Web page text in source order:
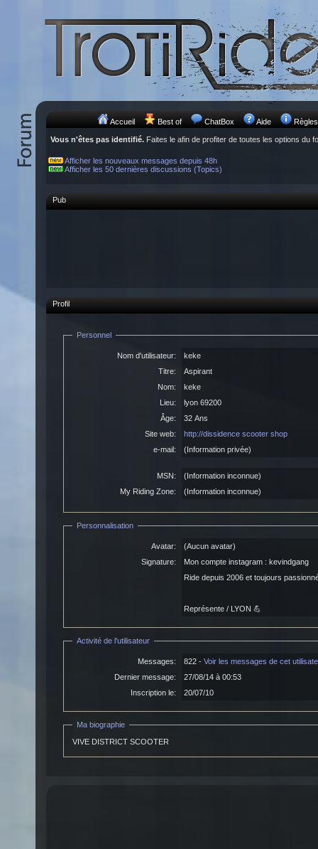
Accueil Best of ChatBox Aide Règles
Vous n'êtes pas identifié. Faites le afin de profiter de toutes les options du
Afficher les nouveaux messages depuis 48h
Afficher les 50 dernières discussions (Topics)
Pub
Profil
Personnel
Nom d'utilisateur:
keke
Titre:
Aspirant
Nom:
keke
Lieu:
lyon 69200
Âge:
32 Ans
Site web:
http://dissidence scooter shop
e-mail:
(Information privée)
MSN:
(Information inconnue)
My Riding Zone:
(Information inconnue)
Personnalisation
Avatar:
(Aucun avatar)
Signature:
Mon compte instagram : kevindgang
Ride depuis 2006 et toujours
Représente / LYON 💪
Activité de l'utilisateur
Messages: 822 - Voir les messages de cet
Dernier message:
27/08/14 à 00:53
Inscription le:
20/07/10
Ma biographie
VIVE DISTRICT SCOOTER